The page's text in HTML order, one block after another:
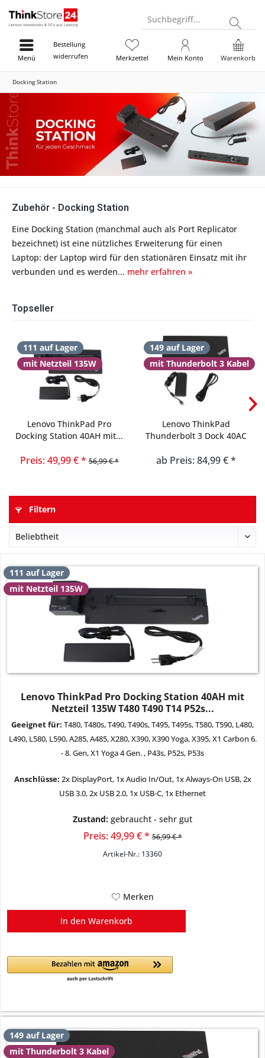
Suchbegriff...
Bestellung
widerrufen
Warenkorb
Merkzettel Mein Konto
Menü
Docking Station
Zubehör - Docking Station
Eine Docking Station (manchmal auch als Port Replicator
bezeichnet) ist eine nützliches Erweiterung für einen
Laptop: der Laptop wird für den stationären Einsatz mit ihr
verbunden und es werden... mehr erfahren »
Topseller
111 auf Lager
mit Netzteil 135W
Lenovo ThinkPad Pro
Docking Station 40AH mit...
Preis: 49,99 € * 56,99 € *
149 auf Lager
mit Thunderbolt 3 Kabel
Lenovo ThinkPad
Thunderbolt 3 Dock 40AC
ab Preis: 84,99 € *
Filtern
111 auf Lager
mit Netzteil 135W
Lenovo ThinkPad Pro Docking Station 40AH mit
Netzteil 135W T480 T490 T14 P52s...
Geeignet für:T480, T480s, T490, T490s, T495, T495s, T580, T590, L480,
L490, L580, L590, A285, A485, X280, X390, X390 Yoga, X395, X1 Carbon 6.
- 8. Gen, X1 Yoga 4 Gen. , P43s, P52s, P53s
Anschlüsse: 2x DisplayPort, 1x Audio In/Out, 1x Always-On USB, 2x
USB 3.0, 2x USB 2.0, 1x USB-C, 1x Ethernet
Zustand: gebraucht - sehr gut
Preis: 49,99 € * 56,99 € *
Artikel-Nr.: 13360
Merken
In den Warenkorb
149 auf Lager
mit Thunderbolt 3 Kabel